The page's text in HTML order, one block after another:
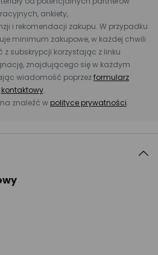
ankiety,
i rekomendacji zakupu. W przypadku
minimum zakupowe, w każdej chwili
z subskrypcji korzystając z linku
znajdującego się w każdym
wiadomość poprzezformularz
kontaktowy.
znaleźć w polityce prywatności.